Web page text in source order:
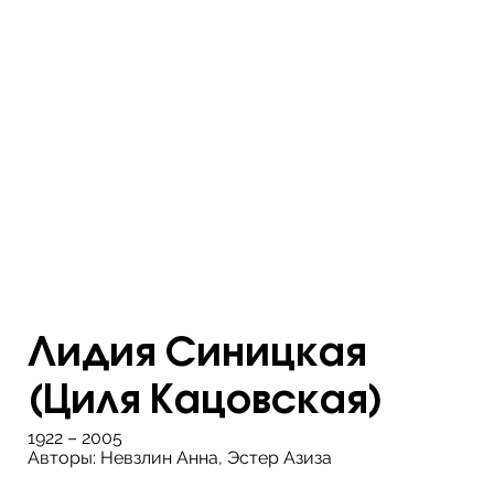
Лидия Синицкая
(Циля Кацовская)
1922 – 2005
Авторы: Невзлин Анна, Эстер Азиза